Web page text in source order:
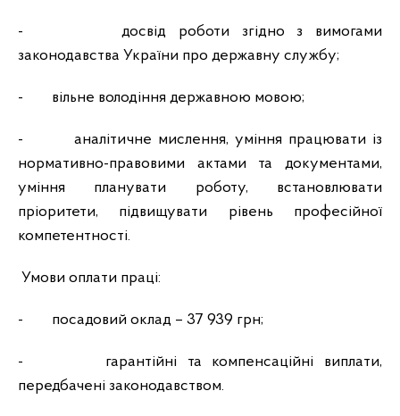
-
досвід роботи згідно з вимогами
законодавства України про державну службу;
- вільне володіння державною мовою;
-
аналітичне мислення, уміння працювати із
нормативно-правовими актами та документами,
уміння планувати роботу, встановлювати
пріоритети, підвищувати рівень професійної
компетентності.
Умови оплати праці:
- посадовий оклад – 37 939 грн;
-
гарантійні та компенсаційні виплати,
передбачені законодавством.